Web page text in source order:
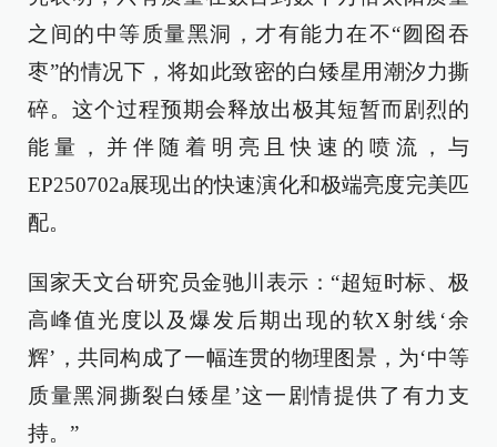
之间的中等质量黑洞，才有能力在不“囫囵吞
枣”的情况下，将如此致密的白矮星用潮汐力撕
碎。这个过程预期会释放出极其短暂而剧烈的
能量，并伴随着明亮且快速的喷流，与
EP250702a展现出的快速演化和极端亮度完美匹
配。
国家天文台研究员金驰川表示：“超短时标、极
高峰值光度以及爆发后期出现的软X射线‘余
辉’，共同构成了一幅连贯的物理图景，为‘中等
质量黑洞撕裂白矮星’这一剧情提供了有力支
持。”